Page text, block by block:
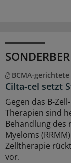
BCMA-
Cilta-cel setzt
Gegen das B-
Therapien sind
Behandlung
Myeloms
Zelltherapie
vor.